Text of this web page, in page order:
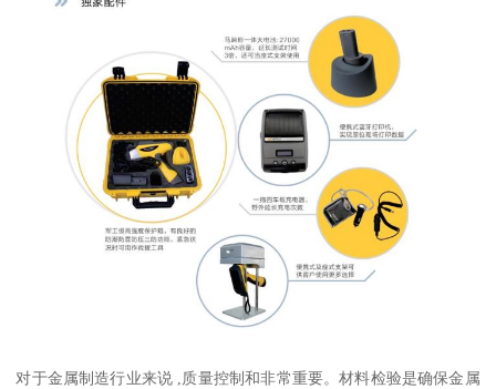
对于金属制造行业来说 ,质量控制和非常重要。材料检验是确保金属